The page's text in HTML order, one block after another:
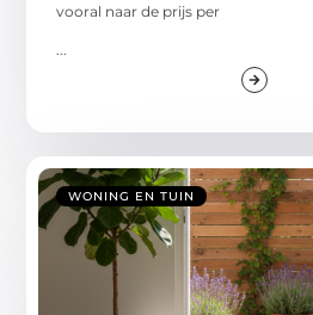
vooral naar de prijs per
...
WONING EN TUIN